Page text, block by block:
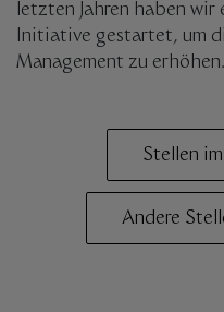
letzten Jahren haben
Initiative gestartet, um
Management zu erhöhen.
Stellen
Andere